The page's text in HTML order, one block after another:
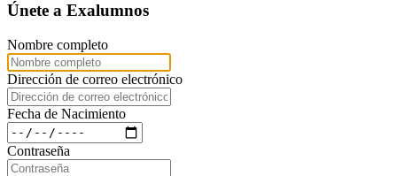
Únete a Exalumnos
Nombre completo
Dirección de correo electrónico
Fecha de Nacimiento
Contraseña